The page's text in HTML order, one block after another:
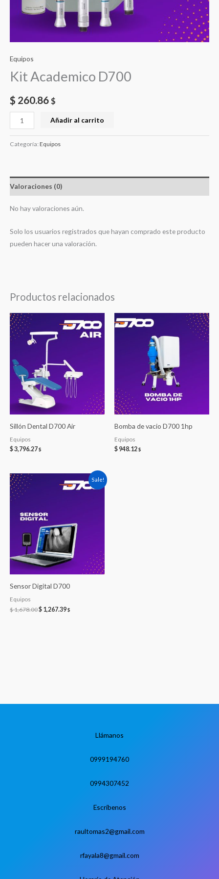
Equipos
Kit Academico D700
$ 260.86 $
Academico
D700
Añadir al carrito
Categoría: Equipos
Valoraciones (0)
No hay valoraciones aún.
Solo los usuarios registrados que hayan comprado este producto
pueden hacer una valoración.
Productos relacionados
Sillón Dental D700 Air
Equipos
$3,796.27$
Bomba de vacio D700 1hp
Equipos
$ 948.12$
Sale!
Sensor Digital D700
Equipos
$1,678.00Original
$ 1,267.39Current
$
Llámanos
0999194760
0994307452
Escríbenos
raultomas2@gmail.com
rfayala8@gmail.com